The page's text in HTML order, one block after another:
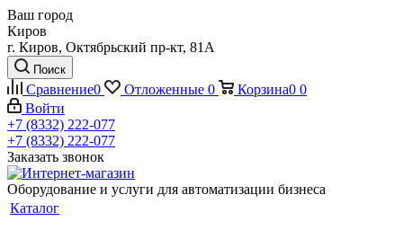
Ваш город
Киров
г. Киров, Октябрьский пр-кт, 81А
Поиск
Сравнение0 Отложенные 0 Корзина0 0
Войти
+7 (8332) 222-077
+7 (8332) 222-077
Заказать звонок
Оборудование и услуги для автоматизации бизнеса
Каталог